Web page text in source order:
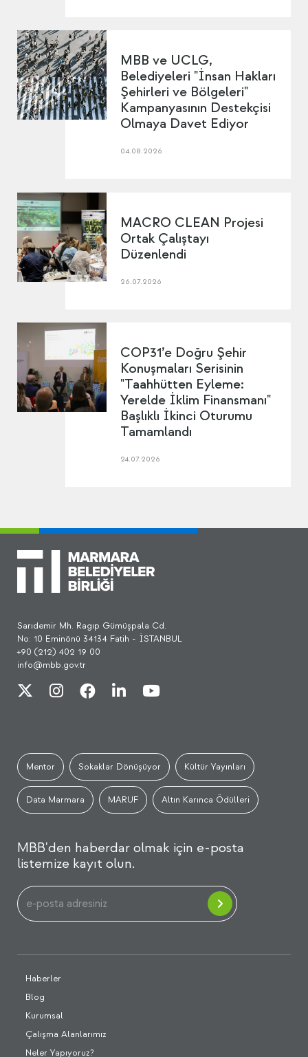
MBB ve UCLG,
Belediyeleri "İnsan Hakları
Şehirleri ve Bölgeleri"
Kampanyasının Destekçisi
Olmaya Davet Ediyor
04.08.2026
MACRO CLEAN Projesi
Ortak Çalıştayı
Düzenlendi
26.07.2026
COP31’e Doğru Şehir
Konuşmaları Serisinin
"Taahhütten Eyleme:
Yerelde İklim Finansmanı"
Başlıklı İkinci Oturumu
Tamamlandı
24.07.2026
Sarıdemir Mh. Ragıp Gümüşpala Cd.
No: 10 Eminönü 34134 Fatih - İSTANBUL
+90 (212) 402 19 00
info@mbb.gov.tr
Mentor Sokaklar Dönüşüyor Kültür Yayınları
Data Marmara MARUF Altın Karınca Ödülleri
MBB'den haberdar olmak için e-posta
listemize kayıt olun.
Haberler
Blog
Kurumsal
Çalışma Alanlarımız
Neler Yapıyoruz?